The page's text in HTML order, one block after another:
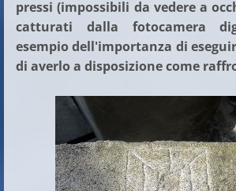
pressi (impossibili da vedere a
catturati dalla fotocamera
esempio dell'importanza di
di averlo a disposizione come